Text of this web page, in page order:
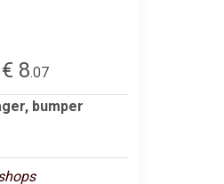
€ 8.07
bumper